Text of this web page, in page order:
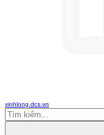
vinhlong.dcs.vn